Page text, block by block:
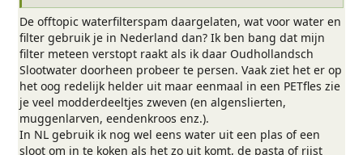
De offtopic waterfilterspam daargelaten, wat voor water en
filter gebruik je in Nederland dan? Ik ben bang dat mijn
filter meteen verstopt raakt als ik daar Oudhollandsch
Slootwater doorheen probeer te persen. Vaak ziet het er op
het oog redelijk helder uit maar eenmaal in een PETfles zie
je veel modderdeeltjes zweven (en algenslierten,
muggenlarven, eendenkroos enz.).
In NL gebruik ik nog wel eens water uit een plas of een
sloot om in te koken als het zo uit komt, de pasta of rijst